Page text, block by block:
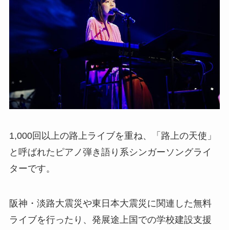
1,000回以上の路上ライブを重ね、「路上の天使」
と呼ばれたピアノ弾き語り系シンガーソングライ
ターです。
阪神・淡路大震災や東日本大震災に関連した無料
ライブを行ったり、発展途上国での学校建設支援